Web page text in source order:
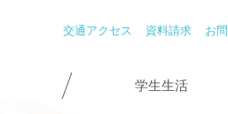
交通アクセス 資料請求 お
学生生活